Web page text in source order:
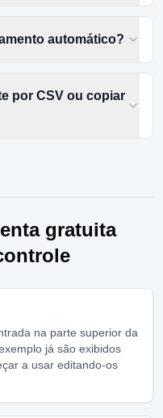
automático?
por CSV ou copiar
gratuita
na parte superior da
já são exibidos
a usar editando-os